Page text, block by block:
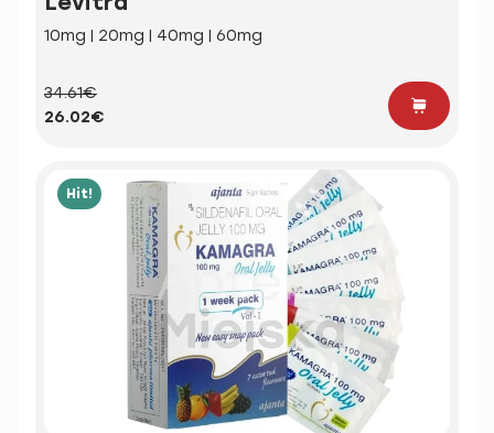
10mg | 20mg | 40mg | 60mg
34.61€
26.02€
Hit!